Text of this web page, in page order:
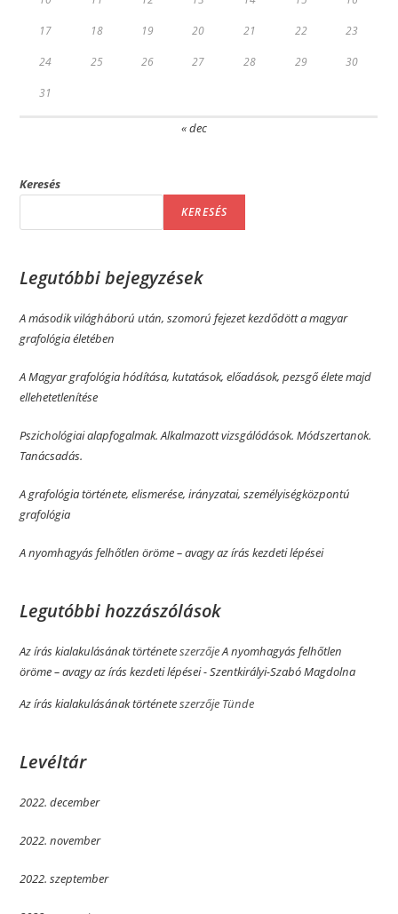
17 18 19 20 21 22 23
24 25 26 27 28 29 30
31
« dec
Keresés
KERESÉS
Legutóbbi bejegyzések
A második világháború után, szomorú fejezet kezdődött a magyar
grafológia életében
A Magyar grafológia hódítása, kutatások, előadások, pezsgő élete majd
ellehetetlenítése
Pszichológiai alapfogalmak. Alkalmazott vizsgálódások. Módszertanok.
Tanácsadás.
A grafológia története, elismerése, irányzatai, személyiségközpontú
grafológia
A nyomhagyás felhőtlen öröme­­ – avagy az írás kezdeti lépései
Legutóbbi hozzászólások
Az írás kialakulásának történeteszerzőjeA nyomhagyás felhőtlen
öröme­­ – avagy az írás kezdeti lépései - Szentkirályi-Szabó Magdolna
Az írás kialakulásának történeteszerzője Tünde
Levéltár
2022. december
2022. november
2022. szeptember